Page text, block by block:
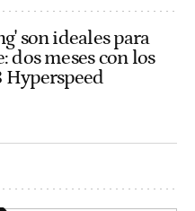
son ideales para
dos meses con los